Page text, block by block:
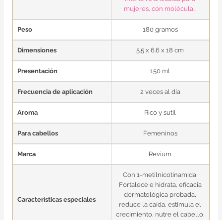
mujeres, con molécula...
Peso 180 gramos
Dimensiones 5.5 x 6.6 x 18 cm
Presentación 150 ml
Frecuencia de aplicación 2 veces al día
Aroma Rico y sutil
Para cabellos Femeninos
Marca Revium
Características especiales
Con 1-metilnicotinamida,
Fortalece e hidrata, eficacia
dermatológica probada,
reduce la caída, estimula el
crecimiento, nutre el cabello,